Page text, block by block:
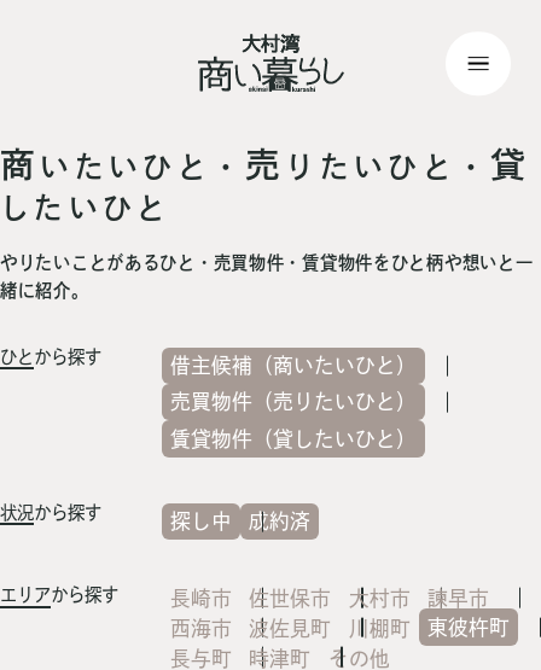
商 いたいひと・ 売 りたいひと・貸
したいひと
やりたいことがあるひと・売買物件・賃貸物件をひと柄や想いと一
緒に紹介。
ひと から探す
借主候補（商いたいひと）
売買物件（売りたいひと）
賃貸物件（貸したいひと）
状況から探す 探し中 成約済
エリアから探す 長崎市 佐世保市 大村市
諫早市
西海市
波佐見町 川棚町
東彼杵町
長与町
時津町 その他